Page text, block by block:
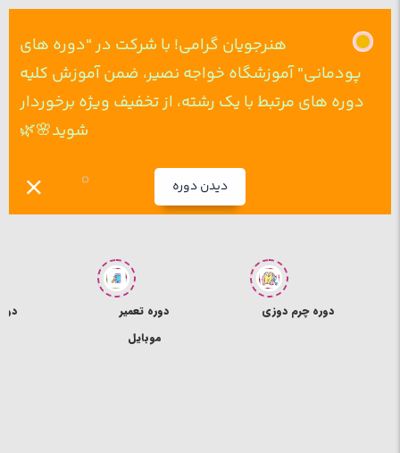
هنرجویان گرامی! با شرکت در "دوره های
پودمانی" آموزشگاه خواجه نصیر، ضمن آموزش کلیه
دوره های مرتبط با یک رشته، از تخفیف ویژه برخوردار
شوید🌸🌿
دیدن دوره
دوره تعمیر
دوره ICDL